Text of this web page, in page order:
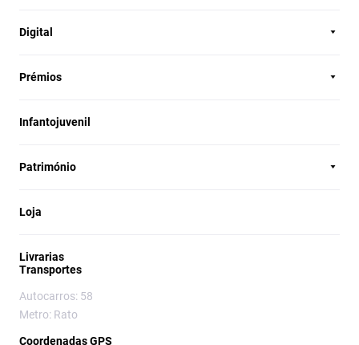
Digital
Prémios
Infantojuvenil
Património
Loja
Livrarias
Transportes
Autocarros: 58
Metro: Rato
Coordenadas GPS